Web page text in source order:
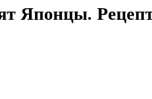
Японцы.